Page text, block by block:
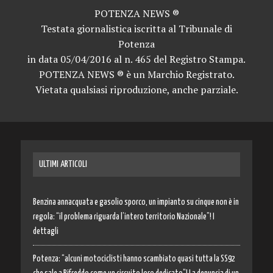
POTENZA NEWS ®
Testata giornalistica iscritta al Tribunale di
Potenza
in data 05/04/2016 al n. 465 del Registro Stampa.
POTENZA NEWS ® è un Marchio Registrato.
Vietata qualsiasi riproduzione, anche parziale.
ULTIMI ARTICOLI
Benzina annacquata e gasolio sporco, un impianto su cinque non è in
regola: “il problema riguarda l’intero territorio Nazionale”! I
dettagli
Potenza: “alcuni motociclisti hanno scambiato quasi tutta la SS92